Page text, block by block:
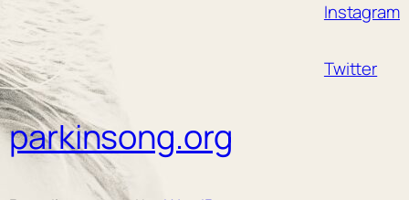
Instagram
Twitter
parkinsong.org